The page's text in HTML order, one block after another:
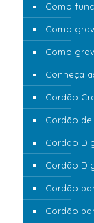
Como
Como
Como
Conheça
Cordão
Cordão de
Cordão
Cordão
Cordão
Cordão